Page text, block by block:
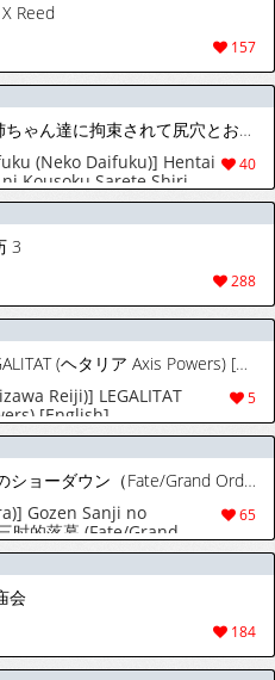
Reed
157
[えちえち大福 (猫大福)] 変態お姉ちゃん達に拘束されて尻穴とおちんちんを責められるお話
40
(Neko Daifuku)] Hentai
Kousoku Sarete Shiri
o Semerareru Ohanashi
3
288
[アルティマニア (神沢零司)] LEGALITAT (ヘタリア Axis Powers) [英訳]
5
Reiji)] LEGALITAT
[English]
［xxコロリ（小虎）］午前三時のショーダウン（Fate/Grand Order）【Tsumugi个人汉化】
65
Gozen Sanji no
时的落幕 (Fate/Grand
人汉化】
会
184